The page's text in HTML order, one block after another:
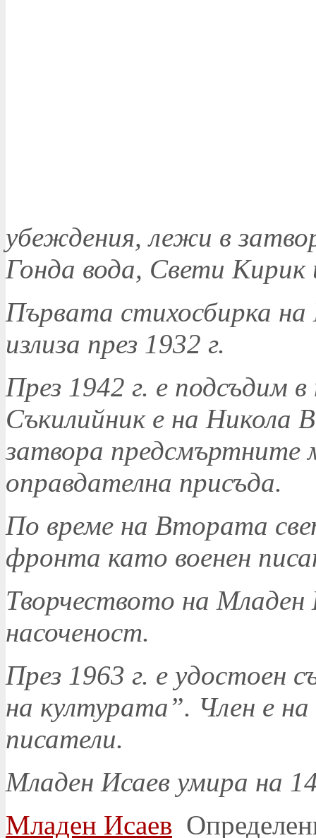
убеждения, лежи в
Гонда вода, Свети Кирик
Първата стихосбирка
излиза през 1932 г.
През 1942 г. е подсъдим
Съкилийник е на Никола
затвора предсмъртните
оправдателна присъда.
По време на Втората
фронта като военен
Творчеството на Младен
насоченост.
През 1963 г. е удостоен
на културата”. Член е
писатели.
Младен Исаев умира на
Младен Исаев